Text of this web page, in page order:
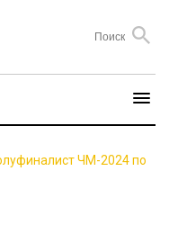
ЧМ-2024 по